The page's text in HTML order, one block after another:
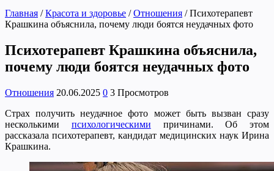
Главная / Красота и здоровье / Отношения / Психотерапевт
Крашкина объяснила, почему люди боятся неудачных фото
Психотерапевт Крашкина объяснила,
почему люди боятся неудачных фото
Отношения 20.06.2025 0 3 Просмотров
Страх получить неудачное фото может быть вызван сразу
несколькими психологическими причинами. Об этом
рассказала психотерапевт, кандидат медицинских наук Ирина
Крашкина.